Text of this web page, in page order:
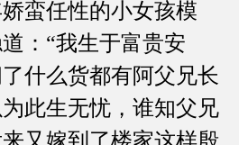
蛮任性的小女孩模
：“我生于富贵安
什么货都有阿父兄长
此生无忧，谁知父兄